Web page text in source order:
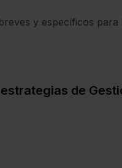
y específicos
de